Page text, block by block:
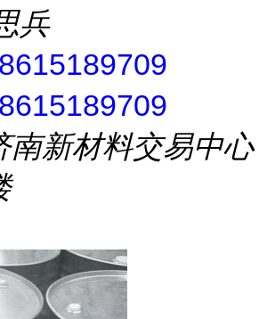
兵
南新材料交易中心